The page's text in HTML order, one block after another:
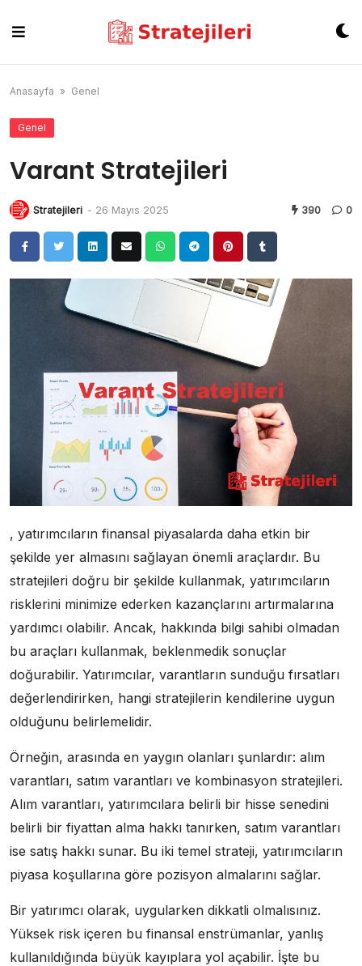
content
Anasayfa » Genel
Genel
Varant Stratejileri
Stratejileri - 26 Mayıs 2025 390 0
, yatırımcıların finansal piyasalarda daha etkin bir
şekilde yer almasını sağlayan önemli araçlardır. Bu
stratejileri doğru bir şekilde kullanmak, yatırımcıların
risklerini minimize ederken kazançlarını artırmalarına
yardımcı olabilir. Ancak, hakkında bilgi sahibi olmadan
bu araçları kullanmak, beklenmedik sonuçlar
doğurabilir. Yatırımcılar, varantların sunduğu fırsatları
değerlendirirken, hangi stratejilerin kendilerine uygun
olduğunu belirlemelidir.
Örneğin, arasında en yaygın olanları şunlardır: alım
varantları, satım varantları ve kombinasyon stratejileri.
Alım varantları, yatırımcılara belirli bir hisse senedini
belirli bir fiyattan alma hakkı tanırken, satım varantları
ise satış hakkı sunar. Bu iki temel strateji, yatırımcıların
piyasa koşullarına göre pozisyon almalarını sağlar.
Bir yatırımcı olarak, uygularken dikkatli olmalısınız.
Yüksek risk içeren bu finansal enstrümanlar, yanlış
kullanıldığında büyük kayıplara yol açabilir. İşte bu